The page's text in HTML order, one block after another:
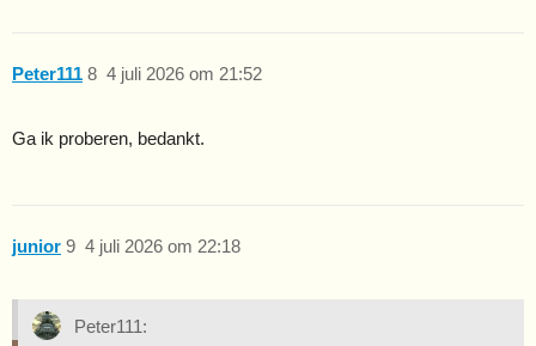
Peter111 4 juli 2026 om 21:52
8
Ga ik proberen, bedankt.
junior 4 juli 2026 om 22:18
9
Peter111: